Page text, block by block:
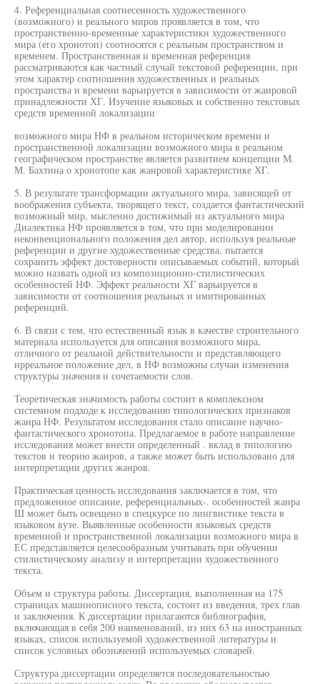
4. Референциальная соотнесенность художественного
(возможного) и реального миров проявляется в том, что
пространственно-временные характеристики художественного
мира (его хронотоп) соотносятся с реальным пространством и
временем. Пространственная и временная референция
рассматриваются как частный случай текстовой референции, при
этом характер соотношения художественных и реальных
пространства и времени варьируется в зависимости от жанровой
принадлежности ХГ. Изучение языковых и собственно текстовых
средств временной локализации
возможного мира НФ в реальном историческом времени и
пространственной локализации возможного мира в реальном
географическом пространстве является развитием концепции М.
М. Бахтина о хронотопе как жанровой характеристике ХГ.
5. В результате трансформации актуального мира, зависящей от
воображения субъекта, творящего текст, создается фантастический
возможный мир, мысленно достижимый из актуального мира
Диалектика НФ проявляется в том, что при моделировании
неконвенционального положения дел автор, используя реальные
референции и другие художественные средства, пытается
сохранить эффект достоверности описываемых событий, который
можно назвать одной из композиционно-стилистических
особенностей НФ. Эффект реальности ХГ варьируется в
зависимости от соотношения реальных и имитированных
референций.
6. В связи с тем, что естественный язык в качестве строительного
материала используется для описания возможного мира,
отличного от реальной действительности и представляющего
ирреальное положение дел, в НФ возможны случаи изменения
структуры значения и сочетаемости слов.
Теоретическая значимость работы состоит в комплексном
системном подходе к исследованию типологических признаков
жанра НФ. Результатом исследования стало описание научно-
фантастического хронотопа. Предлагаемое в работе направление
исследования может внести определенный . вклад в типологию
текстов и теорию жанров, а также может быть использовано для
интерпретации других жанров.
Практическая ценность исследования заключается в том, что
предложенное описание, референциальных-. особенностей жанра
Ш может быть освещено в спецкурсе по лингвистике текста в
языковом вузе. Выявленные особенности языковых средств
временной и пространственной локализации возможного мира в
ЕС представляется целесообразным учитывать при обучении
стилистическому анализу и интерпретации художественного
текста.
Объем и структура работы. Диссертация, выполненная на 175
страницах машинописного текста, состоит из введения, трех глав
и заключения. К диссертации прилагаются библиография,
включающая в себя 200 наименований, из них 63 на иностранных
языках, список используемой художественной литературы и
список условных обозначений используемых словарей.
Структура диссертации определяется последовательностью